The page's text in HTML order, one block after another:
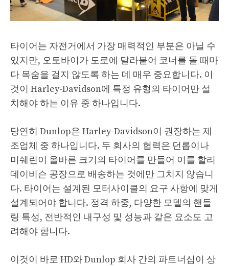
타이어는 자전거에서 가장 매력적인 부분은 아닐 수
있지만, 오토바이가 도로에 달라붙어 코너를 돌 때마
다 목숨을 걸지 않도록 하는 데 매우 중요합니다. 이
것이 Harley-Davidson에 특정 유형의 타이어만 설
치해야 하는 이유 중 하나입니다.
당연히 Dunlop은 Harley-Davidson이 권장하는 제
조업체 중 하나입니다. 두 회사의 협력은 던롭이나
미쉐린이 올바른 크기의 타이어를 만들어 이를 할리
데이비슨 공장으로 배송하는 것에만 그치지 않습니
다. 타이어는 설계된 모터사이클의 요구 사항에 맞게
설계되어야 합니다. 정격 하중, 다양한 모델의 핸들
링 특성, 전반적인 내구성 및 성능과 같은 요소도 고
려해야 합니다.
이것이 바로 HD와 Dunlop 회사 간의 파트너십이 상